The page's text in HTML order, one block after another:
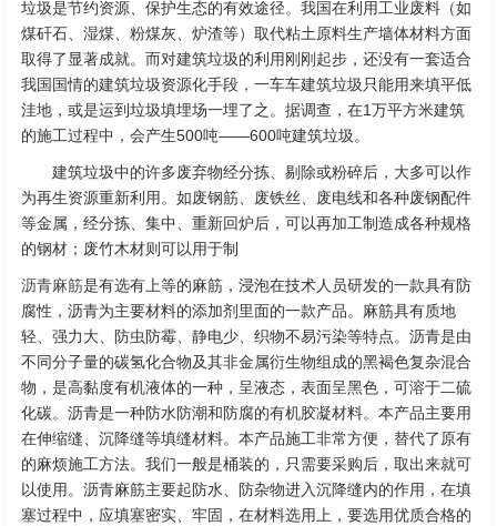
垃圾是节约资源、保护生态的有效途径。我国在利用工业废料（如
煤矸石、湿煤、粉煤灰、炉渣等）取代粘土原料生产墙体材料方面
取得了显著成就。而对建筑垃圾的利用刚刚起步，还没有一套适合
我国国情的建筑垃圾资源化手段，一车车建筑垃圾只能用来填平低
洼地，或是运到垃圾填埋场一埋了之。据调查，在1万平方米建筑
的施工过程中，会产生500吨——600吨建筑垃圾。
建筑垃圾中的许多废弃物经分拣、剔除或粉碎后，大多可以作
为再生资源重新利用。如废钢筋、废铁丝、废电线和各种废钢配件
等金属，经分拣、集中、重新回炉后，可以再加工制造成各种规格
的钢材；废竹木材则可以用于制
沥青麻筋是有选有上等的麻筋，浸泡在技术人员研发的一款具有防
腐性，沥青为主要材料的添加剂里面的一款产品。麻筋具有质地
轻、强力大、防虫防霉、静电少、织物不易污染等特点。沥青是由
不同分子量的碳氢化合物及其非金属衍生物组成的黑褐色复杂混合
物，是高黏度有机液体的一种，呈液态，表面呈黑色，可溶于二硫
化碳。沥青是一种防水防潮和防腐的有机胶凝材料。本产品主要用
在伸缩缝、沉降缝等填缝材料。本产品施工非常方便，替代了原有
的麻烦施工方法。我们一般是桶装的，只需要采购后，取出来就可
以使用。沥青麻筋主要起防水、防杂物进入沉降缝内的作用，在填
塞过程中，应填塞密实、牢固，在材料选用上，要选用优质合格的